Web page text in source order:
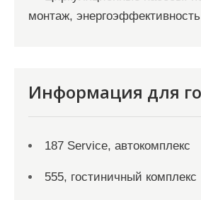
монтаж, энергоэффективность
Информация для
187 Service, автокомплекс
555, гостиничный комплекс